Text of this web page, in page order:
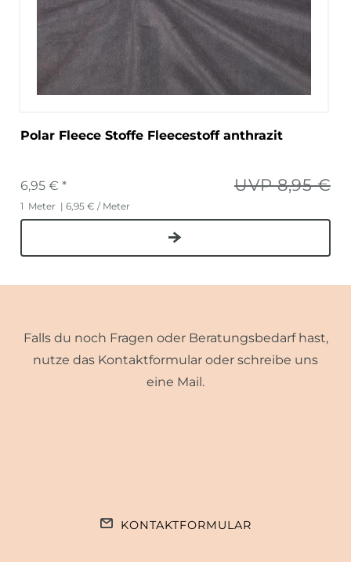
Polar Fleece Stoffe Fleecestoff anthrazit
UVP 8,95 €
6,95 € *
1 Meter | 6,95 € / Meter
Falls du noch Fragen oder Beratungsbedarf hast,
nutze das Kontaktformular oder schreibe uns
eine Mail.
KONTAKTFORMULAR